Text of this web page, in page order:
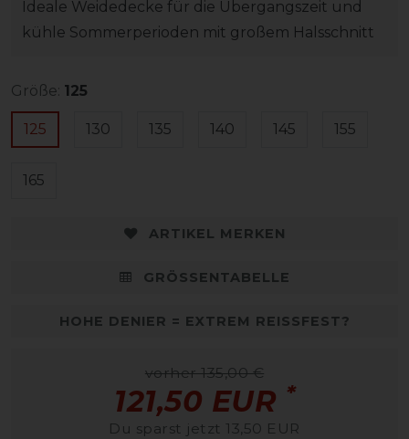
Ideale Weidedecke für die Übergangszeit und
kühle Sommerperioden mit großem Halsschnitt
Größe: 125
125 130 135 140 145 155
165
ARTIKEL MERKEN
GRÖSSENTABELLE
HOHE DENIER = EXTREM REISSFEST?
vorher 135,00 €
121,50 EUR *
Du sparst jetzt 13,50 EUR